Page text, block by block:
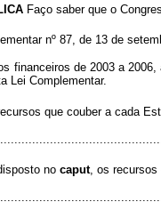
Faço saber que o
nº 87, de 13 de
financeiros de 2003 a
Lei Complementar.
que couber a cada
no caput, os recursos